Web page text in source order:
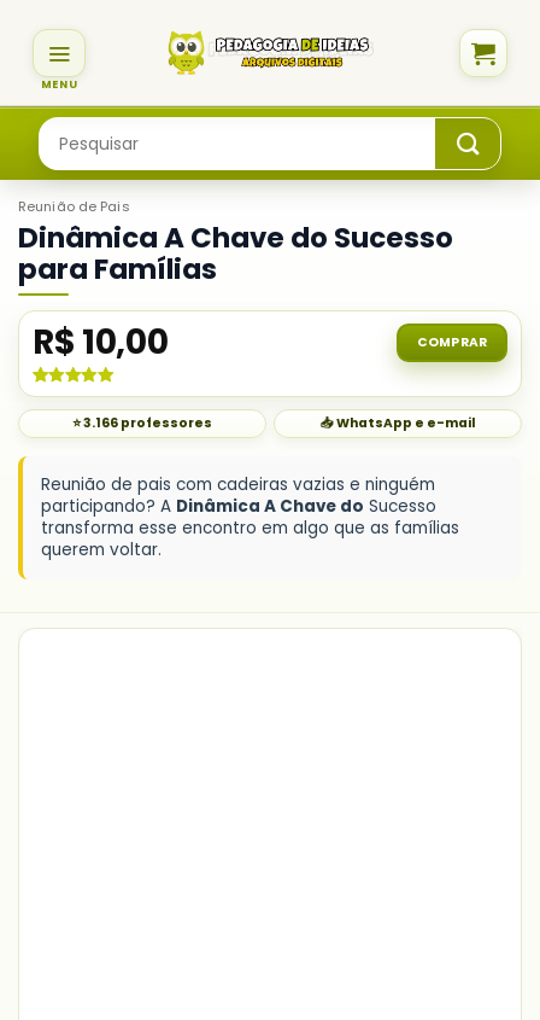
content
Pesquisar
por:
Reunião de Pais
Dinâmica A Chave do Sucesso
para Famílias
R$ 10,00 COMPRAR
Avaliado
como5.00
de 5, com
6
de clientes
⭐ 3.166 professores 📥 WhatsApp e e-mail
Reunião de pais com cadeiras vazias e ninguém
participando? A Dinâmica A Chave do Sucesso
transforma esse encontro em algo que as famílias
querem voltar.